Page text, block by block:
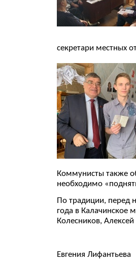
секретари местных
Коммунисты также
необходимо
По традиции, перед
года в Калачинское
Колесников,
Евгения Лифантьева